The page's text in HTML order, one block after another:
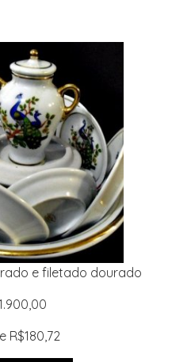
e filetado dourado
R$180,72